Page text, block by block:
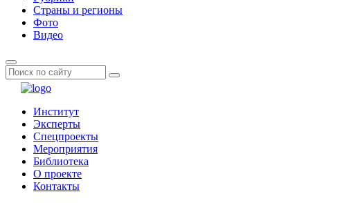
Страны и регионы
Фото
Видео
Институт
Эксперты
Спецпроекты
Мероприятия
Библиотека
О проекте
Контакты